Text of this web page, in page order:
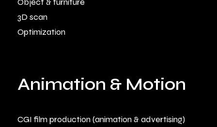
3D scan
Optimization
Animation & Motion
CGI film production (animation & advertising)